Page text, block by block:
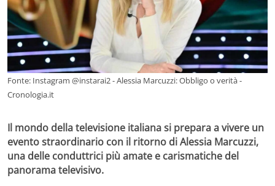
Fonte: Instagram @instarai2 - Alessia Marcuzzi: Obbligo o verità -
Cronologia.it
Il mondo della televisione italiana si prepara a vivere un
evento straordinario con il ritorno di Alessia Marcuzzi,
una delle conduttrici più amate e carismatiche del
panorama televisivo.